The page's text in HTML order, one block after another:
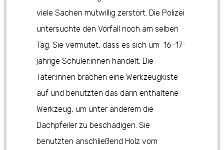
viele Sachen mutwillig zerstört. Die Polizei
untersuchte den Vorfall noch am selben
Tag. Sie vermutet, dass es sich um 16–17-
jährige Schüler:innen handelt. Die
Täter:innen brachen eine Werkzeugkiste
auf und benutzten das darin enthaltene
Werkzeug, um unter anderem die
Dachpfeiler zu beschädigen. Sie
benutzten anschließend Holz vom